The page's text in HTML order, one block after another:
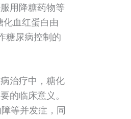
用降糖药物等
血红蛋白由
糖尿病控制的
治疗中，糖化
的临床意义。
等并发症，同